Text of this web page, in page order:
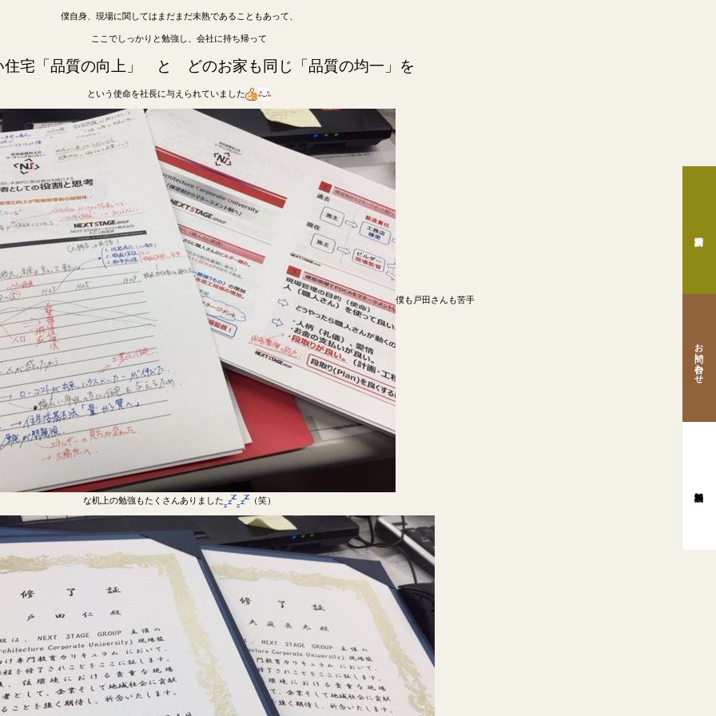
僕自身、現場に関してはまだまだ未熟であることもあって、
ここでしっかりと勉強し、会社に持ち帰って
住宅「品質の向上」 と どのお家も同じ「品質の均一」を
という使命を社長に与えられていました
僕も戸田さんも苦手
な机上の勉強もたくさんありました （笑）
お問い合わせ